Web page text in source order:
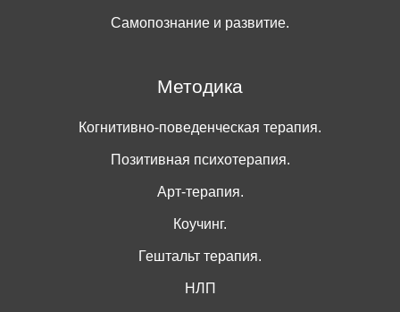
Самопознание и развитие.
Методика
Когнитивно-поведенческая терапия.
Позитивная психотерапия.
Арт-терапия.
Коучинг.
Гештальт терапия.
НЛП